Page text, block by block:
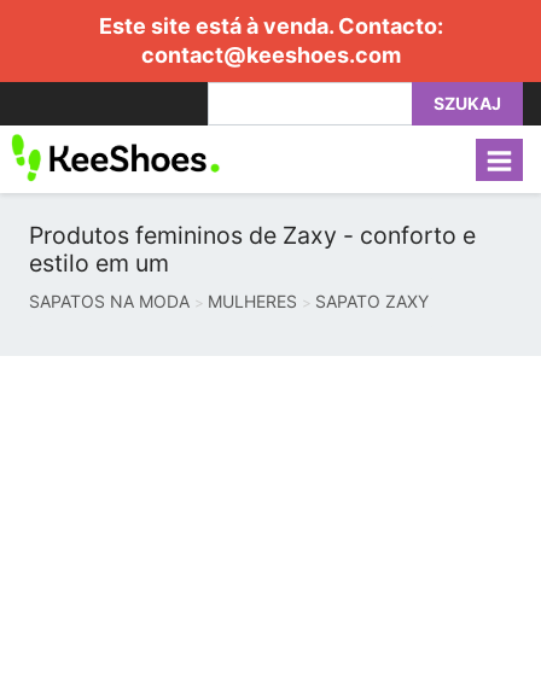
Este site está à venda. Contacto:
contact@keeshoes.com
SZUKAJ
Produtos femininos de Zaxy - conforto e
estilo em um
SAPATOS NA MODA MULHERES SAPATO ZAXY